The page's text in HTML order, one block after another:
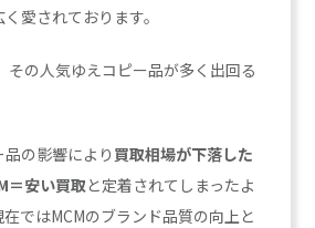
愛されております。
その人気ゆえコピー品が多く出回る
の影響により 買取相場が下落した
＝安い買取 と定着されてしまったよ
ではMCMのブランド品質の向上と